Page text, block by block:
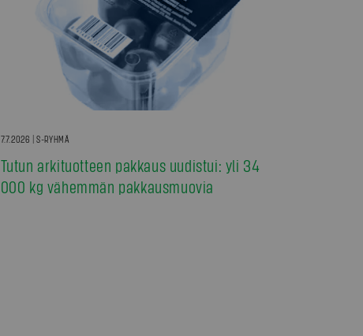
7.7.2026 | S-RYHMÄ
Tutun arkituotteen pakkaus uudistui: yli 34
000 kg vähemmän pakkausmuovia